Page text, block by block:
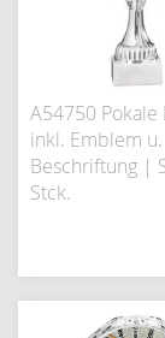
A54750 Pokale
inkl. Emblem u.
Beschriftung |
Stck.